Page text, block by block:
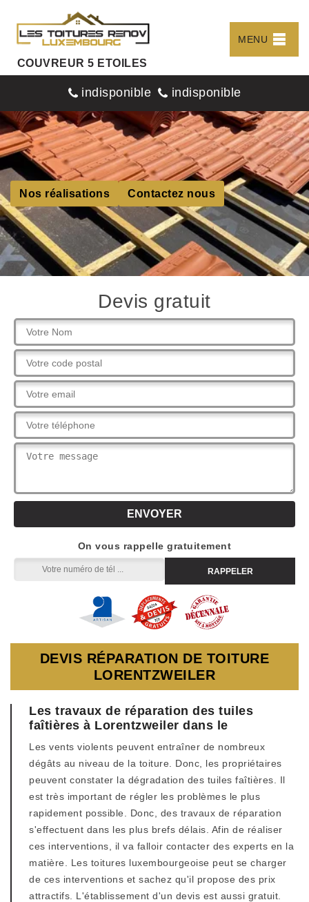
COUVREUR 5 ETOILES
MENU
indisponible indisponible
Nos réalisations Contactez nous
Devis gratuit
On vous rappelle gratuitement
DEVIS RÉPARATION DE TOITURE
LORENTZWEILER
Les travaux de réparation des tuiles
faîtières à Lorentzweiler dans le
Les vents violents peuvent entraîner de nombreux
dégâts au niveau de la toiture. Donc, les propriétaires
peuvent constater la dégradation des tuiles faîtières. Il
est très important de régler les problèmes le plus
rapidement possible. Donc, des travaux de réparation
s'effectuent dans les plus brefs délais. Afin de réaliser
ces interventions, il va falloir contacter des experts en la
matière. Les toitures luxembourgeoise peut se charger
de ces interventions et sachez qu'il propose des prix
attractifs. L'établissement d'un devis est aussi gratuit.